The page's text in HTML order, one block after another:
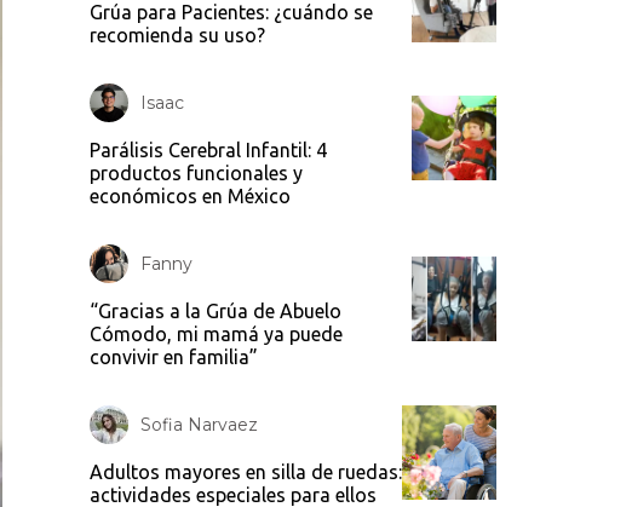
Grúa para Pacientes: ¿cuándo se
recomienda su uso?
Isaac
Parálisis Cerebral Infantil: 4
productos funcionales y
económicos en México
Fanny
“Gracias a la Grúa de Abuelo
Cómodo, mi mamá ya puede
convivir en familia”
Sofia Narvaez
Adultos mayores en silla de ruedas:
actividades especiales para ellos